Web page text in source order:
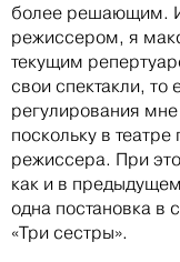
более решающим.
режиссером, я
текущим
свои спектакли, то
регулирования
поскольку в
режиссера. При
как и в
одна постановка в
«Три сестры».